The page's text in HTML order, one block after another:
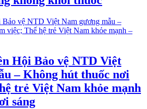
Hội Bảo vệ NTD Việt
– Không hút thuốc nơi
trẻ Việt Nam khỏe mạnh
sáng